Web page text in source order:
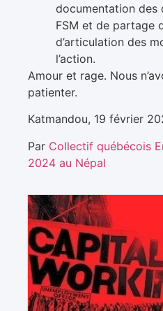
documentation des
FSM et de partage
d’articulation des
l’action.
Amour et rage. Nous
patienter.
Katmandou, 19 février
Par Collectif québécois
2024 au Népal